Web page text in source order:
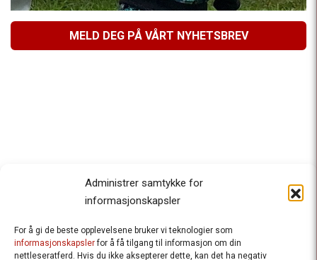
Administrer samtykke for
informasjonskapsler
For å gi de beste opplevelsene bruker vi teknologier som
informasjonskapslerfor å få tilgang til informasjon om din
nettleseratferd. Hvis du ikke aksepterer dette, kan det ha negativ
MELD DEG PÅ VÅRT NYHETSBREV
Besteforeldrenes klimaaksjon